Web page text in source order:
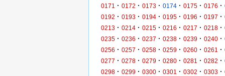
0171
· 0172 · 0173 · 0174 · 0175 · 0176 ·
0192 · 0193 · 0194 · 0195 · 0196 · 0197 ·
0213 · 0214 · 0215 · 0216 · 0217 · 0218 ·
0235 · 0236 · 0237 · 0238 · 0239 · 0240 ·
0256 · 0257 · 0258 · 0259 · 0260 · 0261 ·
0277 · 0278 · 0279 · 0280 · 0281 · 0282 ·
0298 · 0299 · 0300 · 0301 · 0302 · 0303 ·